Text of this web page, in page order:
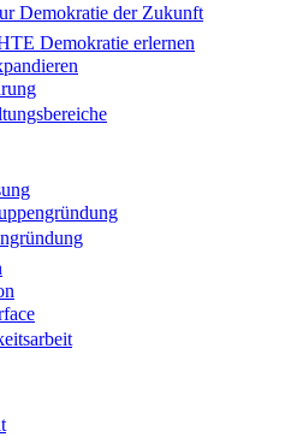
Demokratie der Zukunft
Demokratie erlernen